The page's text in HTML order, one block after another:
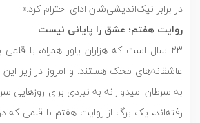
در برابر نیک‌اندیشی‌شان ادای احترام کرد.»
روایت هفتم؛ عشق را پایانی نیست
23 سال است که هزاران یاور همراه، با
عاشقانه‌های محک هستند. و امروز در زیر
به سرطان امیدوارانه به نبردی برای روزهایی
رفته‌اند، یک برگ از روایت هفتم با قلمی